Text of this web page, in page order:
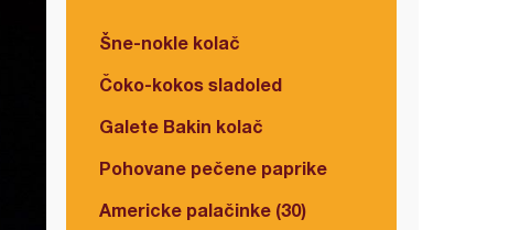
Šne-nokle kolač
Čoko-kokos sladoled
Galete Bakin kolač
Pohovane pečene paprike
Americke palačinke (30)